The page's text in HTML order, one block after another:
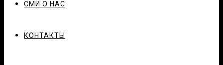
СМИ О НАС
КОНТАКТЫ